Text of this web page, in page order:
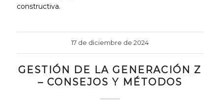
constructiva.
17 de diciembre de 2024
GESTIÓN DE LA GENERACIÓN Z
– CONSEJOS Y MÉTODOS